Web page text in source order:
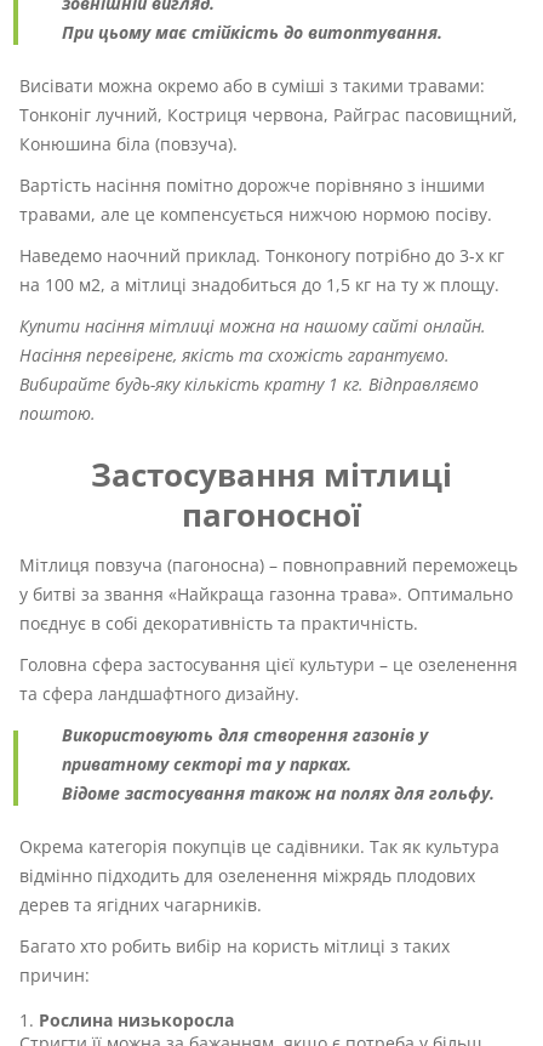
При цьому має стійкість до витоптування.
Висівати можна окремо або в суміші з такими травами:
Тонконіг лучний, Костриця червона, Райграс пасовищний,
Конюшина біла (повзуча).
Вартість насіння помітно дорожче порівняно з іншими
травами, але це компенсується нижчою нормою посіву.
Наведемо наочний приклад. Тонконогу потрібно до 3-х кг
на 100 м2, а мітлиці знадобиться до 1,5 кг на ту ж площу.
Купити насіння мітлиці можна на нашому сайті онлайн.
Насіння перевірене, якість та схожість гарантуємо.
Вибирайте будь-яку кількість кратну 1 кг. Відправляємо
поштою.
Застосування мітлиці
пагоносної
Мітлиця повзуча (пагоносна) – повноправний переможець
у битві за звання «Найкраща газонна трава». Оптимально
поєднує в собі декоративність та практичність.
Головна сфера застосування цієї культури – це озеленення
та сфера ландшафтного дизайну.
Використовують для створення газонів у
приватному секторі та у парках.
Відоме застосування також на полях для гольфу.
Окрема категорія покупців це садівники. Так як культура
відмінно підходить для озеленення міжрядь плодових
дерев та ягідних чагарників.
Багато хто робить вибір на користь мітлиці з таких
причин:
Рослина низькоросла